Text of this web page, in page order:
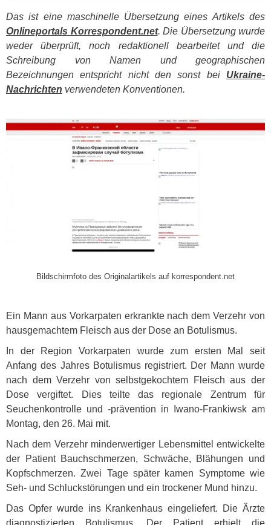
Das ist eine maschinelle Übersetzung eines Artikels des
Onlineportals Korrespondent.net. Die Übersetzung wurde
weder überprüft, noch redaktionell bearbeitet und die
Schreibung von Namen und geographischen
Bezeichnungen entspricht nicht den sonst bei Ukraine-
Nachrichten verwendeten Konventionen.
Bildschirmfoto des Originalartikels auf korrespondent.net
Ein Mann aus Vorkarpaten erkrankte nach dem Verzehr von
hausgemachtem Fleisch aus der Dose an Botulismus.
In der Region Vorkarpaten wurde zum ersten Mal seit
Anfang des Jahres Botulismus registriert. Der Mann wurde
nach dem Verzehr von selbstgekochtem Fleisch aus der
Dose vergiftet. Dies teilte das regionale Zentrum für
Seuchenkontrolle und -prävention in Iwano-Frankiwsk am
Montag, den 26. Mai mit.
Nach dem Verzehr minderwertiger Lebensmittel entwickelte
der Patient Bauchschmerzen, Schwäche, Blähungen und
Kopfschmerzen. Zwei Tage später kamen Symptome wie
Seh- und Schluckstörungen und ein trockener Mund hinzu.
Das Opfer wurde ins Krankenhaus eingeliefert. Die Ärzte
diagnostizierten Botulismus. Der Patient erhielt die